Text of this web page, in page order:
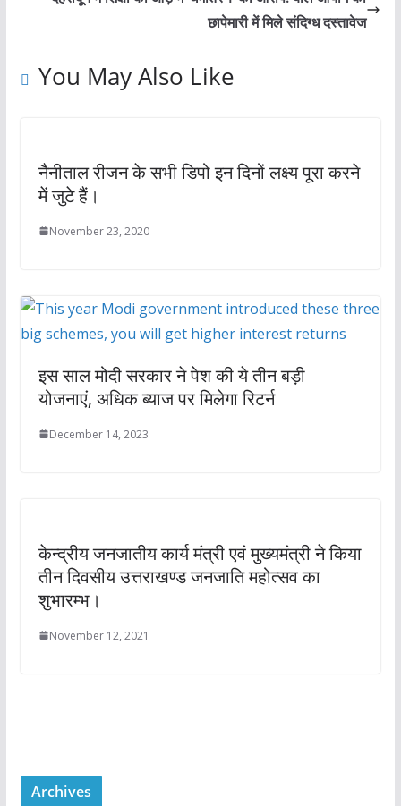
छापेमारी में मिले संदिग्ध दस्तावेज
You May Also Like
नैनीताल रीजन के सभी डिपो इन दिनों लक्ष्य पूरा करने
में जुटे हैं।
November 23, 2020
इस साल मोदी सरकार ने पेश की ये तीन बड़ी
योजनाएं, अधिक ब्याज पर मिलेगा रिटर्न
December 14, 2023
केन्द्रीय जनजातीय कार्य मंत्री एवं मुख्यमंत्री ने किया
तीन दिवसीय उत्तराखण्ड जनजाति महोत्सव का
शुभारम्भ।
November 12, 2021
Archives